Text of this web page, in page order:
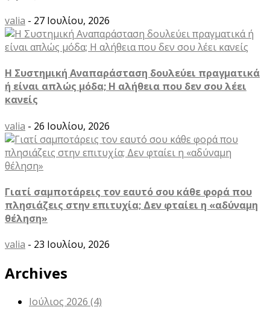
valia - 27 Ιουλίου, 2026
Η Συστημική Αναπαράσταση δουλεύει πραγματικά
ή είναι απλώς μόδα; Η αλήθεια που δεν σου λέει
κανείς
valia - 26 Ιουλίου, 2026
Γιατί σαμποτάρεις τον εαυτό σου κάθε φορά που
πλησιάζεις στην επιτυχία; Δεν φταίει η «αδύναμη
θέληση»
valia - 23 Ιουλίου, 2026
Archives
Ιούλιος 2026 (4)